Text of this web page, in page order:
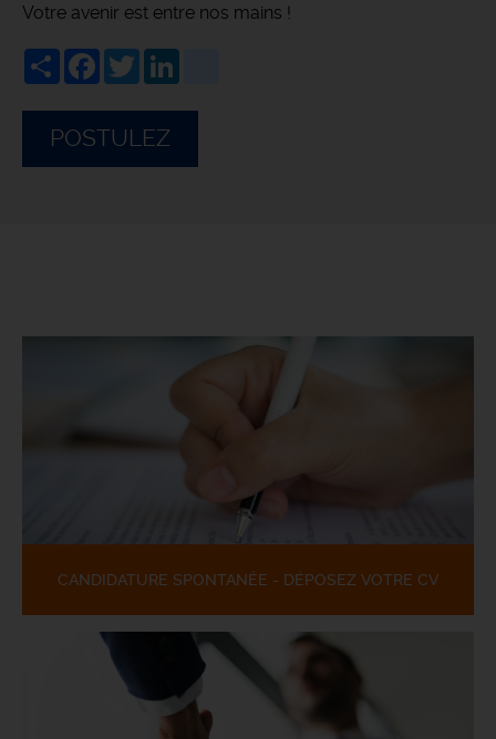
Votre avenir est entre nos mains !
ShareFacebook
Twitter
POSTULEZ
CANDIDATURE SPONTANÉE - DÉPOSEZ VOTRE CV